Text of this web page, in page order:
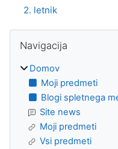
2. letnik
Bloki
Navigacija
Domov
Moji predmeti
Blogi spletnega
Site news
Moji predmeti
Vsi predmeti